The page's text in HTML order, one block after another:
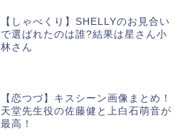
【しゃべくり】SHELLYのお見合い
で選ばれたのは誰?結果は星さん小
林さん
【恋つづ】キスシーン画像まとめ！
天堂先生役の佐藤健と上白石萌音が
最高！